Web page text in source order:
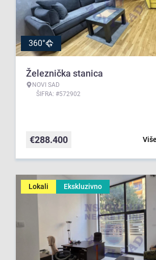
360°
Železnička stanica
NOVI SAD
ŠIFRA: #572902
€288.400
Lokali Ekskluzivno